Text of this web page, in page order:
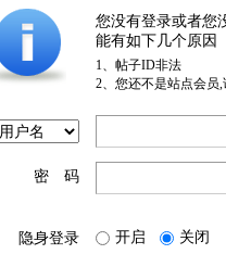
您没有登录或者您
能有如下几个原因
1、帖子ID非法
2、您还不是站点会员
密 码
隐身登录 开启 关闭